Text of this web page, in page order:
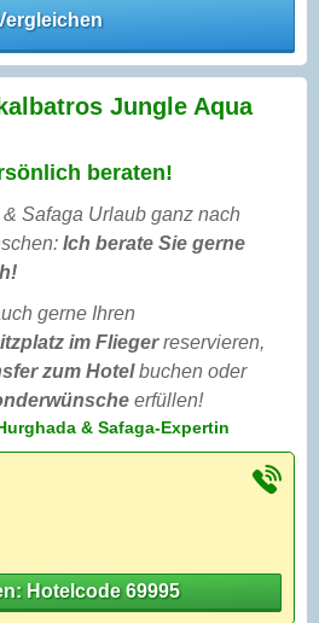
Jungle Aqua
beraten!
Safaga Urlaub ganz nach
Ich berate Sie gerne
gerne Ihren
im Fliegerreservieren,
zum Hotelbuchen oder
erfüllen!
& Safaga-Expertin
Hotelcode 69995